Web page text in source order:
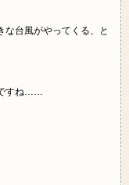
な台風がやってくる、と
ですね……